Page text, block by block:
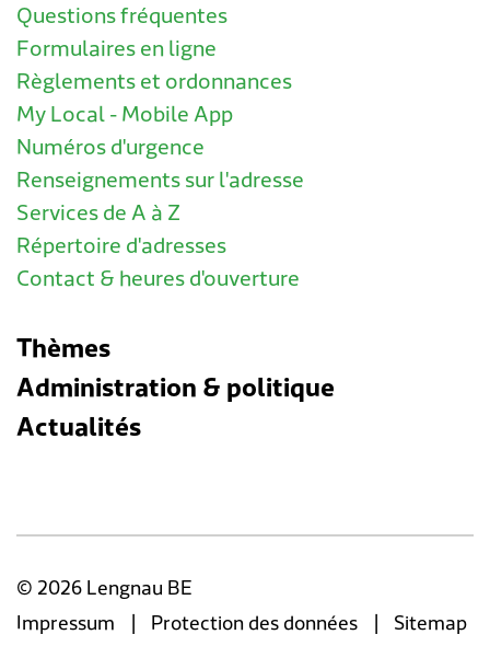
Questions fréquentes
Formulaires en ligne
Règlements et ordonnances
My Local - Mobile App
Numéros d'urgence
Renseignements sur l'adresse
Services de A à Z
Répertoire d'adresses
Contact & heures d'ouverture
Thèmes
Administration & politique
Actualités
© 2026 Lengnau BE
Impressum
| Protection des données | Sitemap